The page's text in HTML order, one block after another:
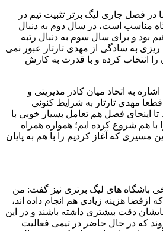
در فصل جاری لیگ برتر تثبیت تیم در
مناسب است، در سال دوم به دنبال
بود و برای سال سوم به دنبال رتبه
ریزی به سادگی از مهدی تارتار عبور نمی
را انتخاب کرده و با قدرت به کارش
به اتحاد میان کادر مدیریتی و
مهدی تارتار به شرایط کنونی
تا اینجای فصل هم تعامل بسیار خوبی با
با هم شروع کرده ایم؛ همواره همراه
مسیری که آغاز کردیم را با هم به پایان
باشگاه های لیگ برتری نیز گفت: من
ازقضا هزینه زیادی هم انجام داده اند،
دقت بیشتری داشته باشند و در این
که در حال حاضر در تیمی فعالیت